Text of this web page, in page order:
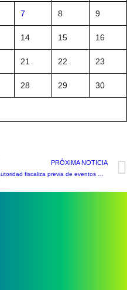
7 8 9
14 15 16
21 22 23
28 29 30
PRÓXIMA NOTICIA